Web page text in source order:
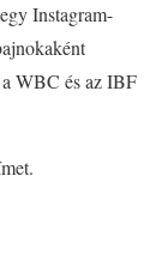
Instagram-
WBC és az IBF